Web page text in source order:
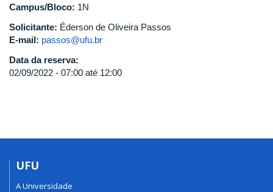
Campus/Bloco: 1N
Solicitante: Éderson de Oliveira Passos
E-mail: passos@ufu.br
Data da reserva:
02/09/2022 - 07:00 até 12:00
UFU
A Universidade